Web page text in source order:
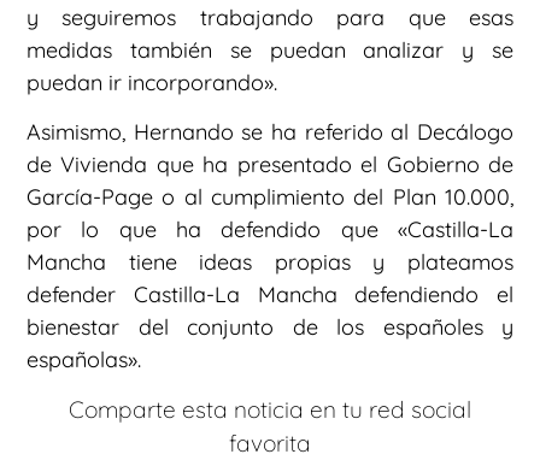
y seguiremos trabajando para que esas
medidas también se puedan analizar y se
puedan ir incorporando».
Asimismo, Hernando se ha referido al Decálogo
de Vivienda que ha presentado el Gobierno de
García-Page o al cumplimiento del Plan 10.000,
por lo que ha defendido que «Castilla-La
Mancha tiene ideas propias y plateamos
defender Castilla-La Mancha defendiendo el
bienestar del conjunto de los españoles y
españolas».
Comparte esta noticia en tu red social
favorita